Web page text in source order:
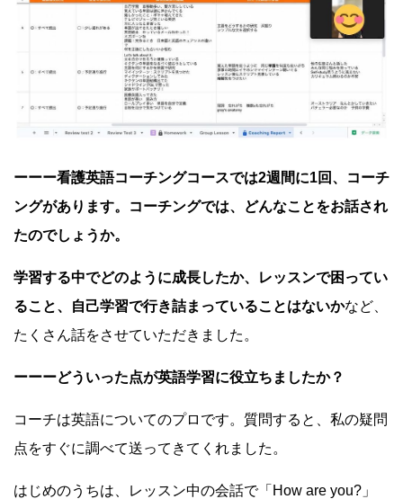
ーーー看護英語コーチングコースでは2週間に1回、コーチ
ングがあります。コーチングでは、どんなことをお話され
たのでしょうか。
学習する中でどのように成長したか、レッスンで困ってい
ること、自己学習で行き詰まっていることはないかなど、
たくさん話をさせていただきました。
ーーーどういった点が英語学習に役立ちましたか？
コーチは英語についてのプロです。質問すると、私の疑問
点をすぐに調べて送ってきてくれました。
はじめのうちは、レッスン中の会話で「How are you?」